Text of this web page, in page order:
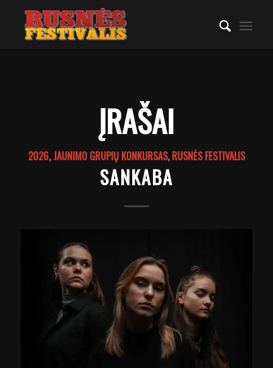
ĮRAŠAI
2026,JAUNIMO GRUPIŲ KONKURSAS,RUSNĖS FESTIVALIS
SANKABA